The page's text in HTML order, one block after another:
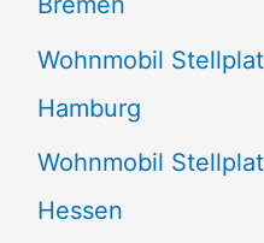
Wohnmobil
Hamburg
Wohnmobil
Hessen